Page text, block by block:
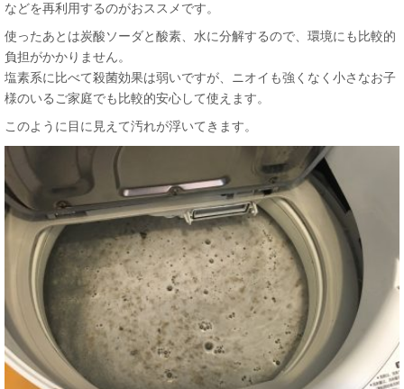
などを再利用するのがおススメです。
使ったあとは炭酸ソーダと酸素、水に分解するので、環境にも比較的
負担がかかりません。
塩素系に比べて殺菌効果は弱いですが、ニオイも強くなく小さなお子
様のいるご家庭でも比較的安心して使えます。
このように目に見えて汚れが浮いてきます。